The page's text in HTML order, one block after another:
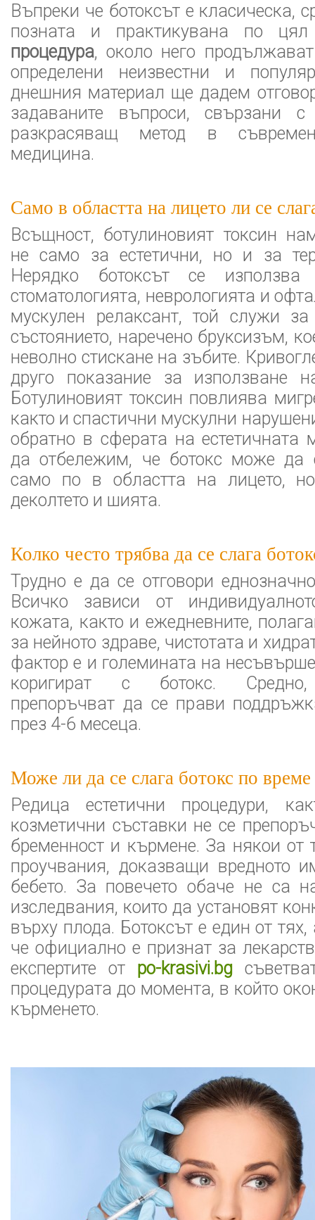
Въпреки че ботоксът е класическа,
позната и практикувана по
процедура, около него
определени неизвестни и
днешния материал ще дадем
задаваните въпроси, свързани
разкрасяващ метод в
медицина.
Само в областта на лицето ли се
Всъщност, ботулиновият токсин
не само за естетични, но и за
Нерядко ботоксът се
стоматологията, неврологията и
мускулен релаксант, той служи
състоянието, наречено бруксизъм,
неволно стискане на зъбите.
друго показание за използване
Ботулиновият токсин повлиява
както и спастични мускулни
обратно в сферата на естетичната
да отбележим, че ботокс може да
само по в областта на лицето,
деколтето и шията.
Колко често трябва да се слага
Трудно е да се отговори
Всичко зависи от
кожата, както и ежедневните,
за нейното здраве, чистотата и
фактор е и големината на
коригират с ботокс. Средно,
препоръчват да се прави
през 4-6 месеца.
Може ли да се слага ботокс по
Редица естетични процедури,
козметични съставки не се
бременност и кърмене. За някои от
проучвания, доказващи вредното
бебето. За повечето обаче не са
изследвания, които да установят
върху плода. Ботоксът е един от
че официално е признат за
експертите от po-krasivi.bg
процедурата до момента, в който
кърменето.